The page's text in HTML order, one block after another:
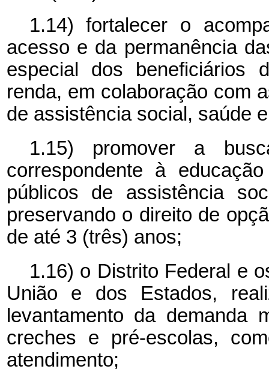
1.14) fortalecer o
acesso e da permanência
especial dos beneficiários
renda, em colaboração com
de assistência social, saúde
1.15) promover a
correspondente à
públicos de assistência
preservando o direito de
de até 3 (três) anos;
1.16) o Distrito Federal e
União e dos Estados,
levantamento da demanda
creches e pré-escolas,
atendimento;